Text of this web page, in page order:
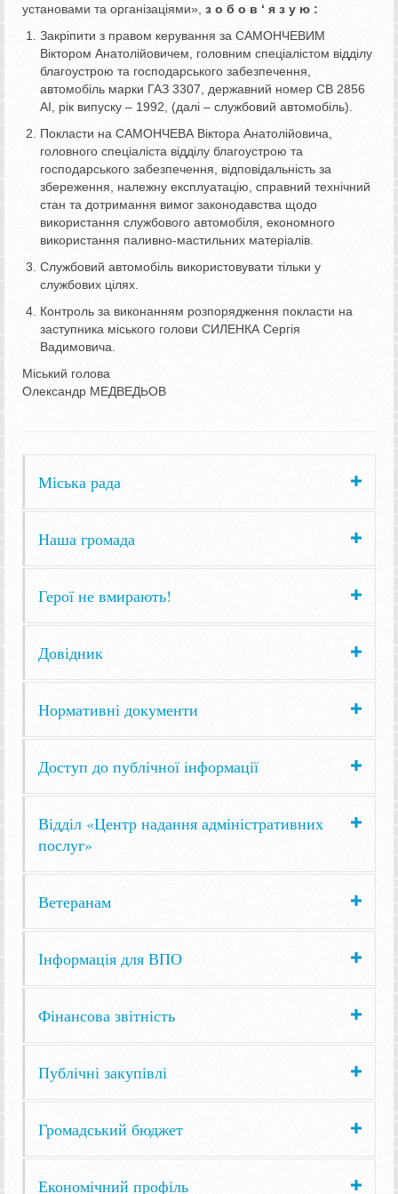
установами та організаціями», з о б о в ‘ я з у ю :
Закріпити з правом керування за САМОНЧЕВИМ
Віктором Анатолійовичем, головним спеціалістом відділу
благоустрою та господарського забезпечення,
автомобіль марки ГАЗ 3307, державний номер СВ 2856
АІ, рік випуску – 1992, (далі – службовий автомобіль).
Покласти на САМОНЧЕВА Віктора Анатолійовича,
головного спеціаліста відділу благоустрою та
господарського забезпечення, відповідальність за
збереження, належну експлуатацію, справний технічний
стан та дотримання вимог законодавства щодо
використання службового автомобіля, економного
використання паливно-мастильних матеріалів.
Службовий автомобіль використовувати тільки у
службових цілях.
Контроль за виконанням розпорядження покласти на
заступника міського голови СИЛЕНКА Сергія
Вадимовича.
Міський голова
Олександр МЕДВЕДЬОВ
Міська рада
Наша громада
Герої не вмирають!
Довідник
Нормативні документи
Доступ до публічної інформації
Відділ «Центр надання адміністративних
послуг»
Ветеранам
Інформація для ВПО
Фінансова звітність
Публічні закупівлі
Громадський бюджет
Економічний профіль